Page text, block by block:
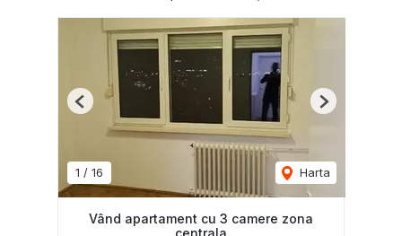
1 / 16 Harta
Previous Next
Vând apartament cu 3 camere zona